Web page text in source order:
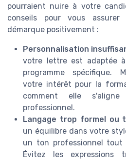
pourraient nuire à votre
conseils pour vous
démarque positivement :
Personnalisation
votre lettre est adaptée
programme spécifique.
votre intérêt pour la
comment elle
professionnel.
Langage trop formel ou
un équilibre dans votre
un ton professionnel tout
Évitez les expressions